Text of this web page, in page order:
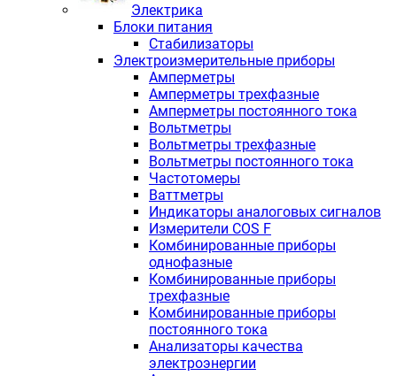
Электрика
Блоки питания
Стабилизаторы
Электроизмерительные приборы
Амперметры
Амперметры трехфазные
Амперметры постоянного тока
Вольтметры
Вольтметры трехфазные
Вольтметры постоянного тока
Частотомеры
Ваттметры
Индикаторы аналоговых сигналов
Измерители COS F
Комбинированные приборы
однофазные
Комбинированные приборы
трехфазные
Комбинированные приборы
постоянного тока
Анализаторы качества
электроэнергии